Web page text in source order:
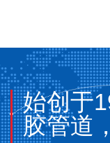
始创于
胶管道